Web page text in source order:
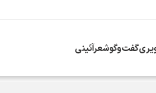
گفت‌وگوشعرآئینی